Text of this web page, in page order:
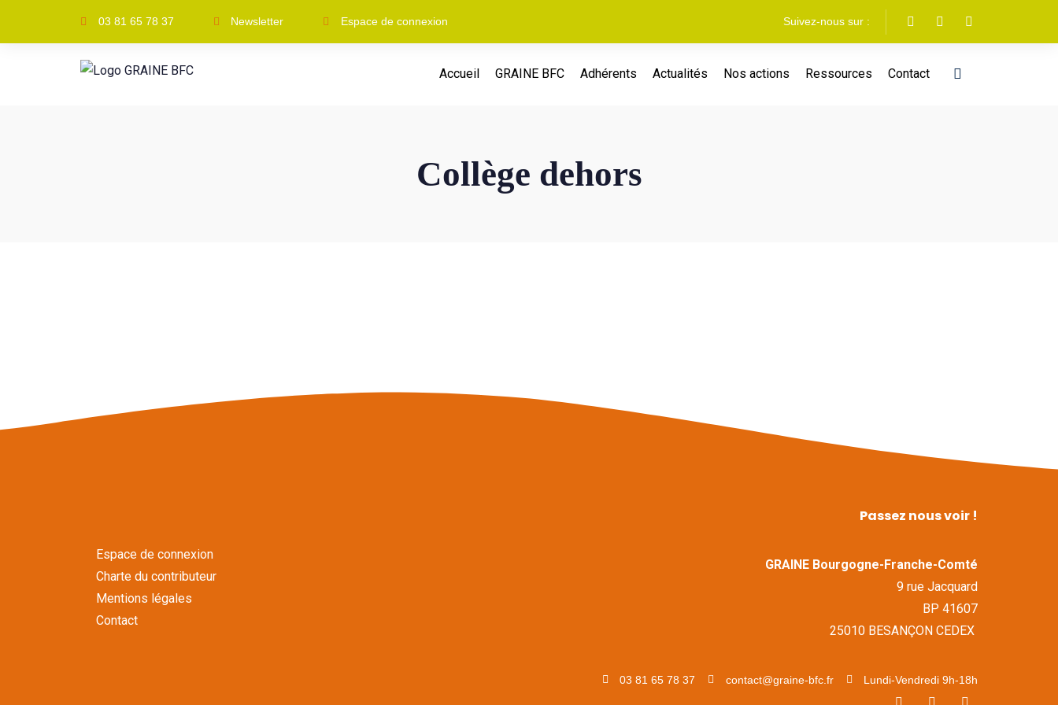
03 81 65 78 37 Newsletter Espace de connexion Suivez-nous sur :
Accueil GRAINE BFC Adhérents Actualités Nos actions Ressources Contact
Collège dehors
Espace de connexion
Charte du contributeur
Mentions légales
Contact
Passez nous voir !
GRAINE Bourgogne-Franche-Comté
9 rue Jacquard
BP 41607
25010 BESANÇON CEDEX
03 81 65 78 37 contact@graine-bfc.fr Lundi-Vendredi 9h-18h